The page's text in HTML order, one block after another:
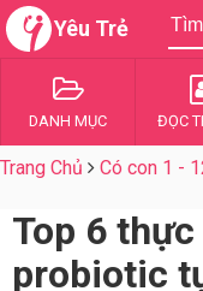
Yêu Trẻ
DANH MỤC ĐỌC
Trang Chủ Có con 1 -
Top 6
probiotic